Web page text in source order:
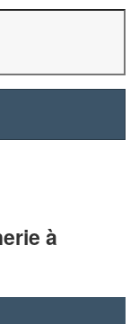
à
êtes un
tout en gagnant
!